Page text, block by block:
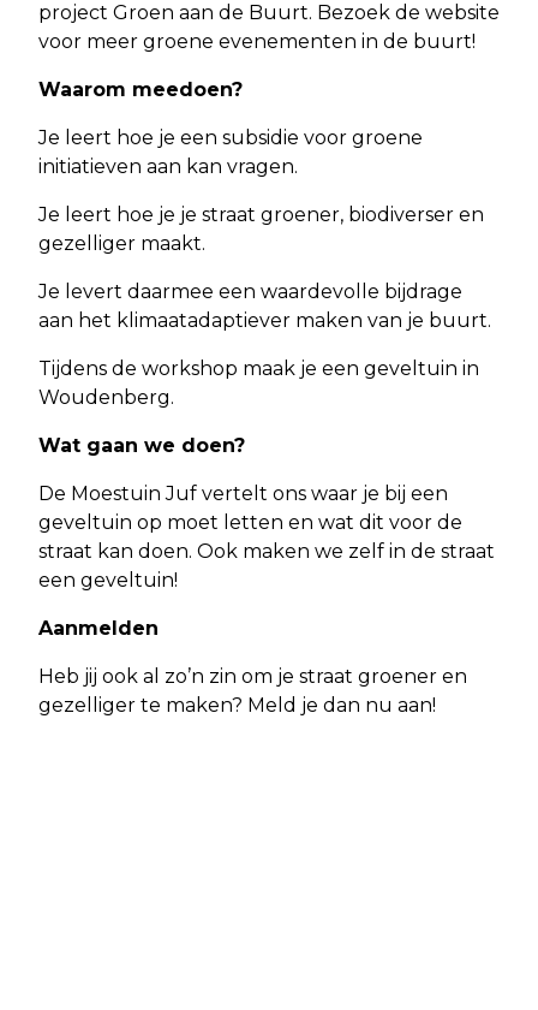
project Groen aan de Buurt. Bezoek de website
voor meer groene evenementen in de buurt!
Waarom meedoen?
Je leert hoe je een subsidie voor groene
initiatieven aan kan vragen.
Je leert hoe je je straat groener, biodiverser en
gezelliger maakt.
Je levert daarmee een waardevolle bijdrage
aan het klimaatadaptiever maken van je buurt.
Tijdens de workshop maak je een geveltuin in
Woudenberg.
Wat gaan we doen?
De Moestuin Juf vertelt ons waar je bij een
geveltuin op moet letten en wat dit voor de
straat kan doen. Ook maken we zelf in de straat
een geveltuin!
Aanmelden
Heb jij ook al zo’n zin om je straat groener en
gezelliger te maken? Meld je dan nu aan!